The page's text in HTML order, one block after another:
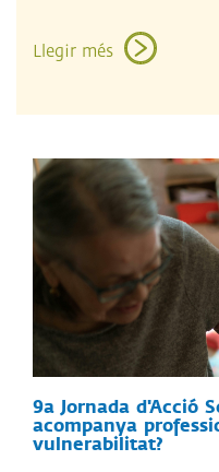
Llegir més
9a Jornada d'Acció
acompanya
vulnerabilitat?